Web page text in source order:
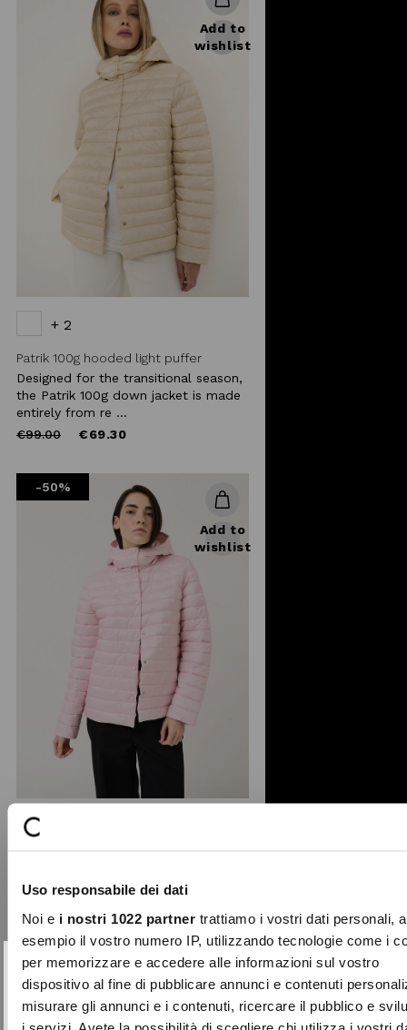
Uso responsabile dei dati
Noi e i nostri 1022 partnertrattiamo i vostri dati personali,
esempio il vostro numero IP, utilizzando tecnologie come i
per memorizzare e accedere alle informazioni sul vostro
dispositivo al fine di pubblicare annunci e contenuti
misurare gli annunci e i contenuti, ricercare il pubblico e
i servizi. Avete la possibilità di scegliere chi utilizza i vostri
Add to
wishlist
+ 2
Patrik 100g hooded light puffer
Designed for the transitional season,
the Patrik 100g down jacket is made
entirely from re ...
Price
€99.00to €69.30
-50%
Add to
wishlist
the Patrik 100g down jacket is made
entirely from re ...
reduced
from
€99.00 to €49.50
-70%
Close
SUBSCRIBE TO OUR
NEWSLETTER